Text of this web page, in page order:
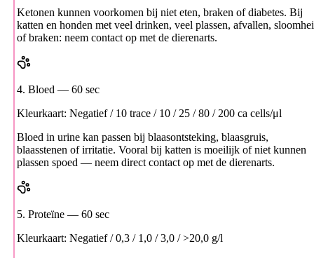
Ketonen kunnen voorkomen bij niet eten, braken of diabetes. Bij
katten en honden met veel drinken, veel plassen, afvallen,
of braken: neem contact op met de dierenarts.
4. Bloed — 60 sec
Kleurkaart: Negatief / 10 trace / 10 / 25 / 80 / 200 ca cells/μl
Bloed in urine kan passen bij blaasontsteking, blaasgruis,
blaasstenen of irritatie. Vooral bij katten is moeilijk of niet kunnen
plassen spoed — neem direct contact op met de dierenarts.
5. Proteïne — 60 sec
Kleurkaart: Negatief / 0,3 / 1,0 / 3,0 / >20,0 g/l